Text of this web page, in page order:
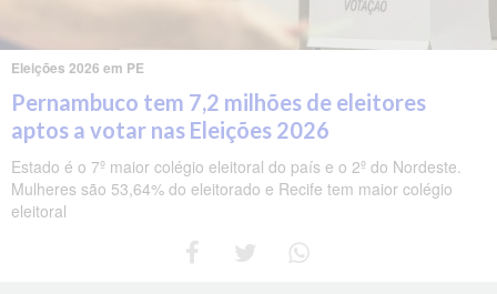
Eleições 2026 em PE
Pernambuco tem 7,2 milhões de eleitores
aptos a votar nas Eleições 2026
Estado é o 7º maior colégio eleitoral do país e o 2º do Nordeste.
Mulheres são 53,64% do eleitorado e Recife tem maior colégio
eleitoral